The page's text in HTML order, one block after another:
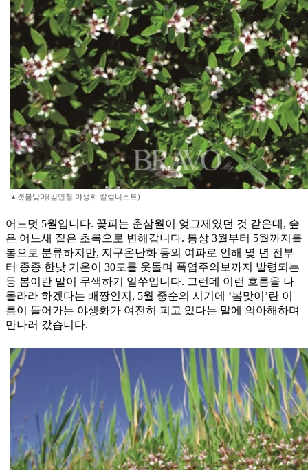
▲갯봄맞이(김인철 야생화 칼럼니스트)
어느덧 5월입니다. 꽃피는 춘삼월이 엊그제였던 것 같은데, 숲
은 어느새 짙은 초록으로 변해갑니다. 통상 3월부터 5월까지를
봄으로 분류하지만, 지구온난화 등의 여파로 인해 몇 년 전부
터 종종 한낮 기온이 30도를 웃돌며 폭염주의보까지 발령되는
등 봄이란 말이 무색하기 일쑤입니다. 그런데 이런 흐름을 나
몰라라 하겠다는 배짱인지, 5월 중순의 시기에 ‘봄맞이’란 이
름이 들어가는 야생화가 여전히 피고 있다는 말에 의아해하며
만나러 갔습니다.